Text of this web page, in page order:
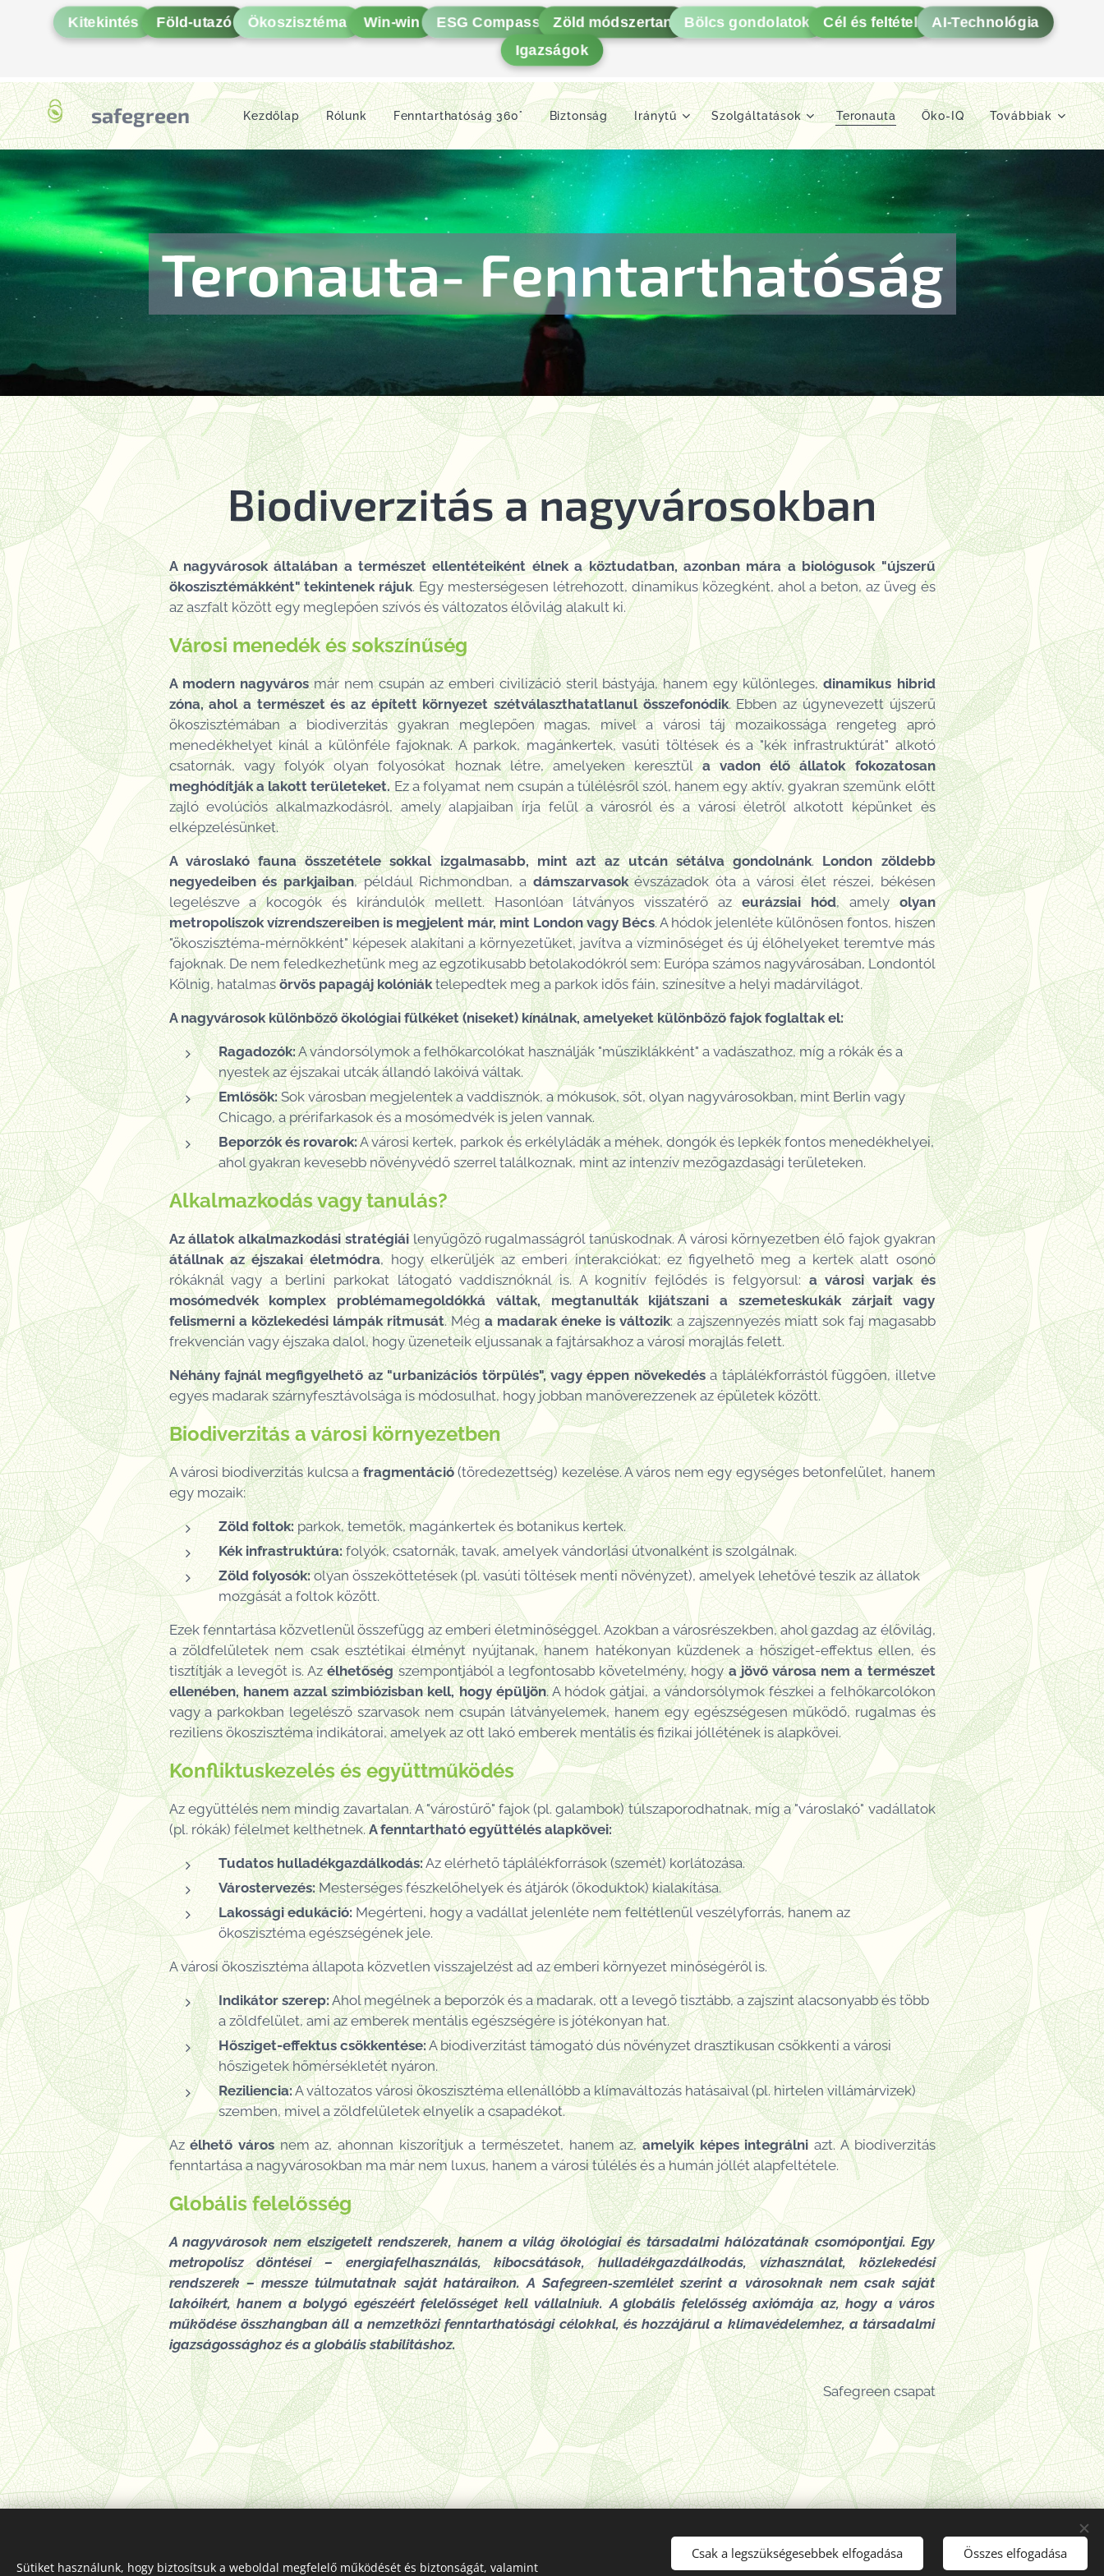
Kitekintés Föld-utazó Ökoszisztéma Win-win ESG Compass Zöld módszertan Bölcs gondolatok Cél és feltétel AI-Technológia
Igazságok
safegreen Kezdőlap Rólunk Fenntarthatóság 360° Biztonság Iránytű Szolgáltatások Teronauta Öko-IQ Továbbiak
Teronauta- Fenntarthatóság
Biodiverzitás a nagyvárosokban
A nagyvárosok általában a természet ellentéteiként élnek a köztudatban, azonban mára a biológusok "újszerű
ökoszisztémákként" tekintenek rájuk. Egy mesterségesen létrehozott, dinamikus közegként, ahol a beton, az üveg és
az aszfalt között egy meglepően szívós és változatos élővilág alakult ki.
Városi menedék és sokszínűség
A modern nagyvárosmár nem csupán az emberi civilizáció steril bástyája, hanem egy különleges,dinamikus hibrid
zóna, ahol a természet és az épített környezet szétválaszthatatlanul összefonódik. Ebben az úgynevezett újszerű
ökoszisztémában a biodiverzitás gyakran meglepően magas, mivel a városi táj mozaikossága rengeteg apró
menedékhelyet kínál a különféle fajoknak. A parkok, magánkertek, vasúti töltések és a "kék infrastruktúrát" alkotó
csatornák, vagy folyók olyan folyosókat hoznak létre, amelyeken keresztüla vadon élő állatok fokozatosan
meghódítják a lakott területeket.Ez a folyamat nem csupán a túlélésről szól, hanem egy aktív, gyakran szemünk előtt
zajló evolúciós alkalmazkodásról, amely alapjaiban írja felül a városról és a városi életről alkotott képünket és
elképzelésünket.
A városlakó fauna összetétele sokkal izgalmasabb, mint azt az utcán sétálva gondolnánk.London zöldebb
negyedeiben és parkjaiban, például Richmondban, adámszarvasokévszázadok óta a városi élet részei, békésen
legelészve a kocogók és kirándulók mellett. Hasonlóan látványos visszatérő az eurázsiai hód, amelyolyan
metropoliszok vízrendszereiben is megjelent már, mint London vagy Bécs. A hódok jelenléte különösen fontos, hiszen
"ökoszisztéma-mérnökként" képesek alakítani a környezetüket, javítva a vízminőséget és új élőhelyeket teremtve más
fajoknak. De nem feledkezhetünk meg az egzotikusabb betolakodókról sem: Európa számos nagyvárosában, Londontól
Kölnig, hatalmasörvös papagáj kolóniáktelepedtek meg a parkok idős fáin, színesítve a helyi madárvilágot.
A nagyvárosok különböző ökológiai fülkéket (niseket) kínálnak, amelyeket különböző fajok foglaltak el:
Ragadozók:A vándorsólymok a felhőkarcolókat használják "műsziklákként" a vadászathoz, míg a rókák és a
nyestek az éjszakai utcák állandó lakóivá váltak.
Emlősök:Sok városban megjelentek a vaddisznók, a mókusok, sőt, olyan nagyvárosokban, mint Berlin vagy
Chicago, a prérifarkasok és a mosómedvék is jelen vannak.
Beporzók és rovarok:A városi kertek, parkok és erkélyládák a méhek, dongók és lepkék fontos menedékhelyei,
ahol gyakran kevesebb növényvédő szerrel találkoznak, mint az intenzív mezőgazdasági területeken.
Alkalmazkodás vagy tanulás?
Az állatok alkalmazkodási stratégiáilenyűgöző rugalmasságról tanúskodnak. A városi környezetben élő fajok gyakran
átállnak az éjszakai életmódra, hogy elkerüljék az emberi interakciókat; ez figyelhető meg a kertek alatt osonó
rókáknál vagy a berlini parkokat látogató vaddisznóknál is. A kognitív fejlődés is felgyorsul: a városi varjak és
mosómedvék komplex problémamegoldókká váltak, megtanulták kijátszani a szemeteskukák zárjait vagy
felismerni a közlekedési lámpák ritmusát. Méga madarak éneke is változik: a zajszennyezés miatt sok faj magasabb
frekvencián vagy éjszaka dalol, hogy üzeneteik eljussanak a fajtársakhoz a városi morajlás felett.
Néhány fajnál megfigyelhető az "urbanizációs törpülés", vagy éppen növekedésa táplálékforrástól függően, illetve
egyes madarak szárnyfesztávolsága is módosulhat, hogy jobban manőverezzenek az épületek között.
Biodiverzitás a városi környezetben
A városi biodiverzitás kulcsa afragmentáció(töredezettség) kezelése. A város nem egy egységes betonfelület, hanem
egy mozaik:
Zöld foltok:parkok, temetők, magánkertek és botanikus kertek.
Kék infrastruktúra:folyók, csatornák, tavak, amelyek vándorlási útvonalként is szolgálnak.
Zöld folyosók:olyan összeköttetések (pl. vasúti töltések menti növényzet), amelyek lehetővé teszik az állatok
mozgását a foltok között.
Ezek fenntartása közvetlenül összefügg az emberi életminőséggel. Azokban a városrészekben, ahol gazdag az élővilág,
a zöldfelületek nem csak esztétikai élményt nyújtanak, hanem hatékonyan küzdenek a hősziget-effektus ellen, és
tisztítják a levegőt is. Azélhetőségszempontjából a legfontosabb követelmény, hogya jövő városa nem a természet
ellenében, hanem azzal szimbiózisban kell, hogy épüljön. A hódok gátjai, a vándorsólymok fészkei a felhőkarcolókon
vagy a parkokban legelésző szarvasok nem csupán látványelemek, hanem egy egészségesen működő, rugalmas és
reziliens ökoszisztéma indikátorai, amelyek az ott lakó emberek mentális és fizikai jóllétének is alapkövei.
Konfliktuskezelés és együttműködés
Az együttélés nem mindig zavartalan. A "várostűrő" fajok (pl. galambok) túlszaporodhatnak, míg a "városlakó" vadállatok
(pl. rókák) félelmet kelthetnek.A fenntartható együttélés alapkövei:
Tudatos hulladékgazdálkodás:Az elérhető táplálékforrások (szemét) korlátozása.
Várostervezés:Mesterséges fészkelőhelyek és átjárók (ökoduktok) kialakítása.
Lakossági edukáció: Megérteni, hogy a vadállat jelenléte nem feltétlenül veszélyforrás, hanem az
ökoszisztéma egészségének jele.
A városi ökoszisztéma állapota közvetlen visszajelzést ad az emberi környezet minőségéről is.
Indikátor szerep:Ahol megélnek a beporzók és a madarak, ott a levegő tisztább, a zajszint alacsonyabb és több
a zöldfelület, ami az emberek mentális egészségére is jótékonyan hat.
Hősziget-effektus csökkentése:A biodiverzitást támogató dús növényzet drasztikusan csökkenti a városi
hőszigetek hőmérsékletét nyáron.
Reziliencia:A változatos városi ökoszisztéma ellenállóbb a klímaváltozás hatásaival (pl. hirtelen villámárvizek)
szemben, mivel a zöldfelületek elnyelik a csapadékot.
Azélhető városnem az, ahonnan kiszorítjuk a természetet, hanem az,amelyik képes integrálni azt. A biodiverzitás
fenntartása a nagyvárosokban ma már nem luxus, hanem a városi túlélés és a humán jóllét alapfeltétele.
Globális felelősség
A nagyvárosok nem elszigetelt rendszerek, hanem a világ ökológiai és társadalmi hálózatának csomópontjai. Egy
metropolisz döntései – energiafelhasználás, kibocsátások, hulladékgazdálkodás, vízhasználat, közlekedési
rendszerek – messze túlmutatnak saját határaikon. A Safegreen‑szemlélet szerint a városoknak nem csak saját
lakóikért, hanem a bolygó egészéért felelősséget kell vállalniuk. A globális felelősség axiómája az, hogy a város
működése összhangban áll a nemzetközi fenntarthatósági célokkal, és hozzájárul a klímavédelemhez, a társadalmi
igazságossághoz és a globális stabilitáshoz.
Safegreen csapat
Sütiket használunk, hogy biztosítsuk a weboldal megfelelő működését és biztonságát, valamint
Csak a legszükségesebbek elfogadása Összes elfogadása